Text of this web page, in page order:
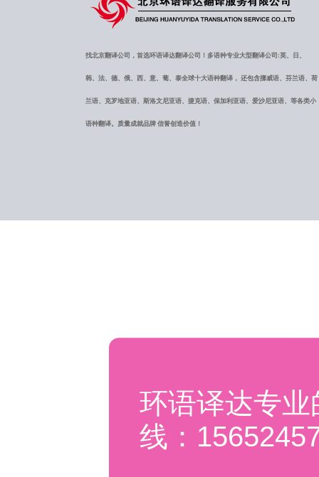
找北京翻译公司，首选环语译达翻译公司！多语种专业大型翻译公司:英、日、
韩、法、德、俄、西、意、葡、泰全球十大语种翻译， 还包含挪威语、芬兰语、荷
兰语、克罗地亚语、斯洛文尼亚语、捷克语、保加利亚语、爱沙尼亚语、等各类小
语种翻译。质量成就品牌 信誉创造价值！
环语译达专
线：